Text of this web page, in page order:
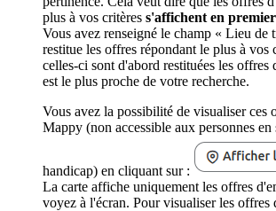
plus à vos critères s'affichent en premier
Vous avez renseigné le champ « Lieu de
restitue les offres répondant le plus à vos
celles-ci sont d'abord restituées les offres
est le plus proche de votre recherche.
Vous avez la possibilité de visualiser ces
Mappy (non accessible aux personnes en
handicap) en cliquant sur :
La carte affiche uniquement les offres
voyez à l'écran. Pour visualiser les offres